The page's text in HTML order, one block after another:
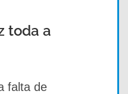
toda a
falta de